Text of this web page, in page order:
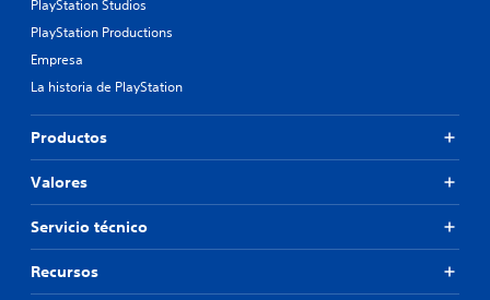
PlayStation Studios
PlayStation Productions
Empresa
La historia de PlayStation
Productos
Valores
Servicio técnico
Recursos